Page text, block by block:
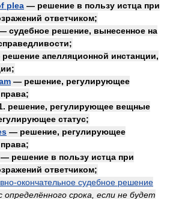
plea — решение в пользу истца при
ответчиком;
судебное решение, вынесенное на
апелляционной инстанции,
— решение, регулирующее
решение, регулирующее вещные
статус;
— решение, регулирующее
— решение в пользу истца при
ответчиком;
окончательное судебное решение
срока, если не будет